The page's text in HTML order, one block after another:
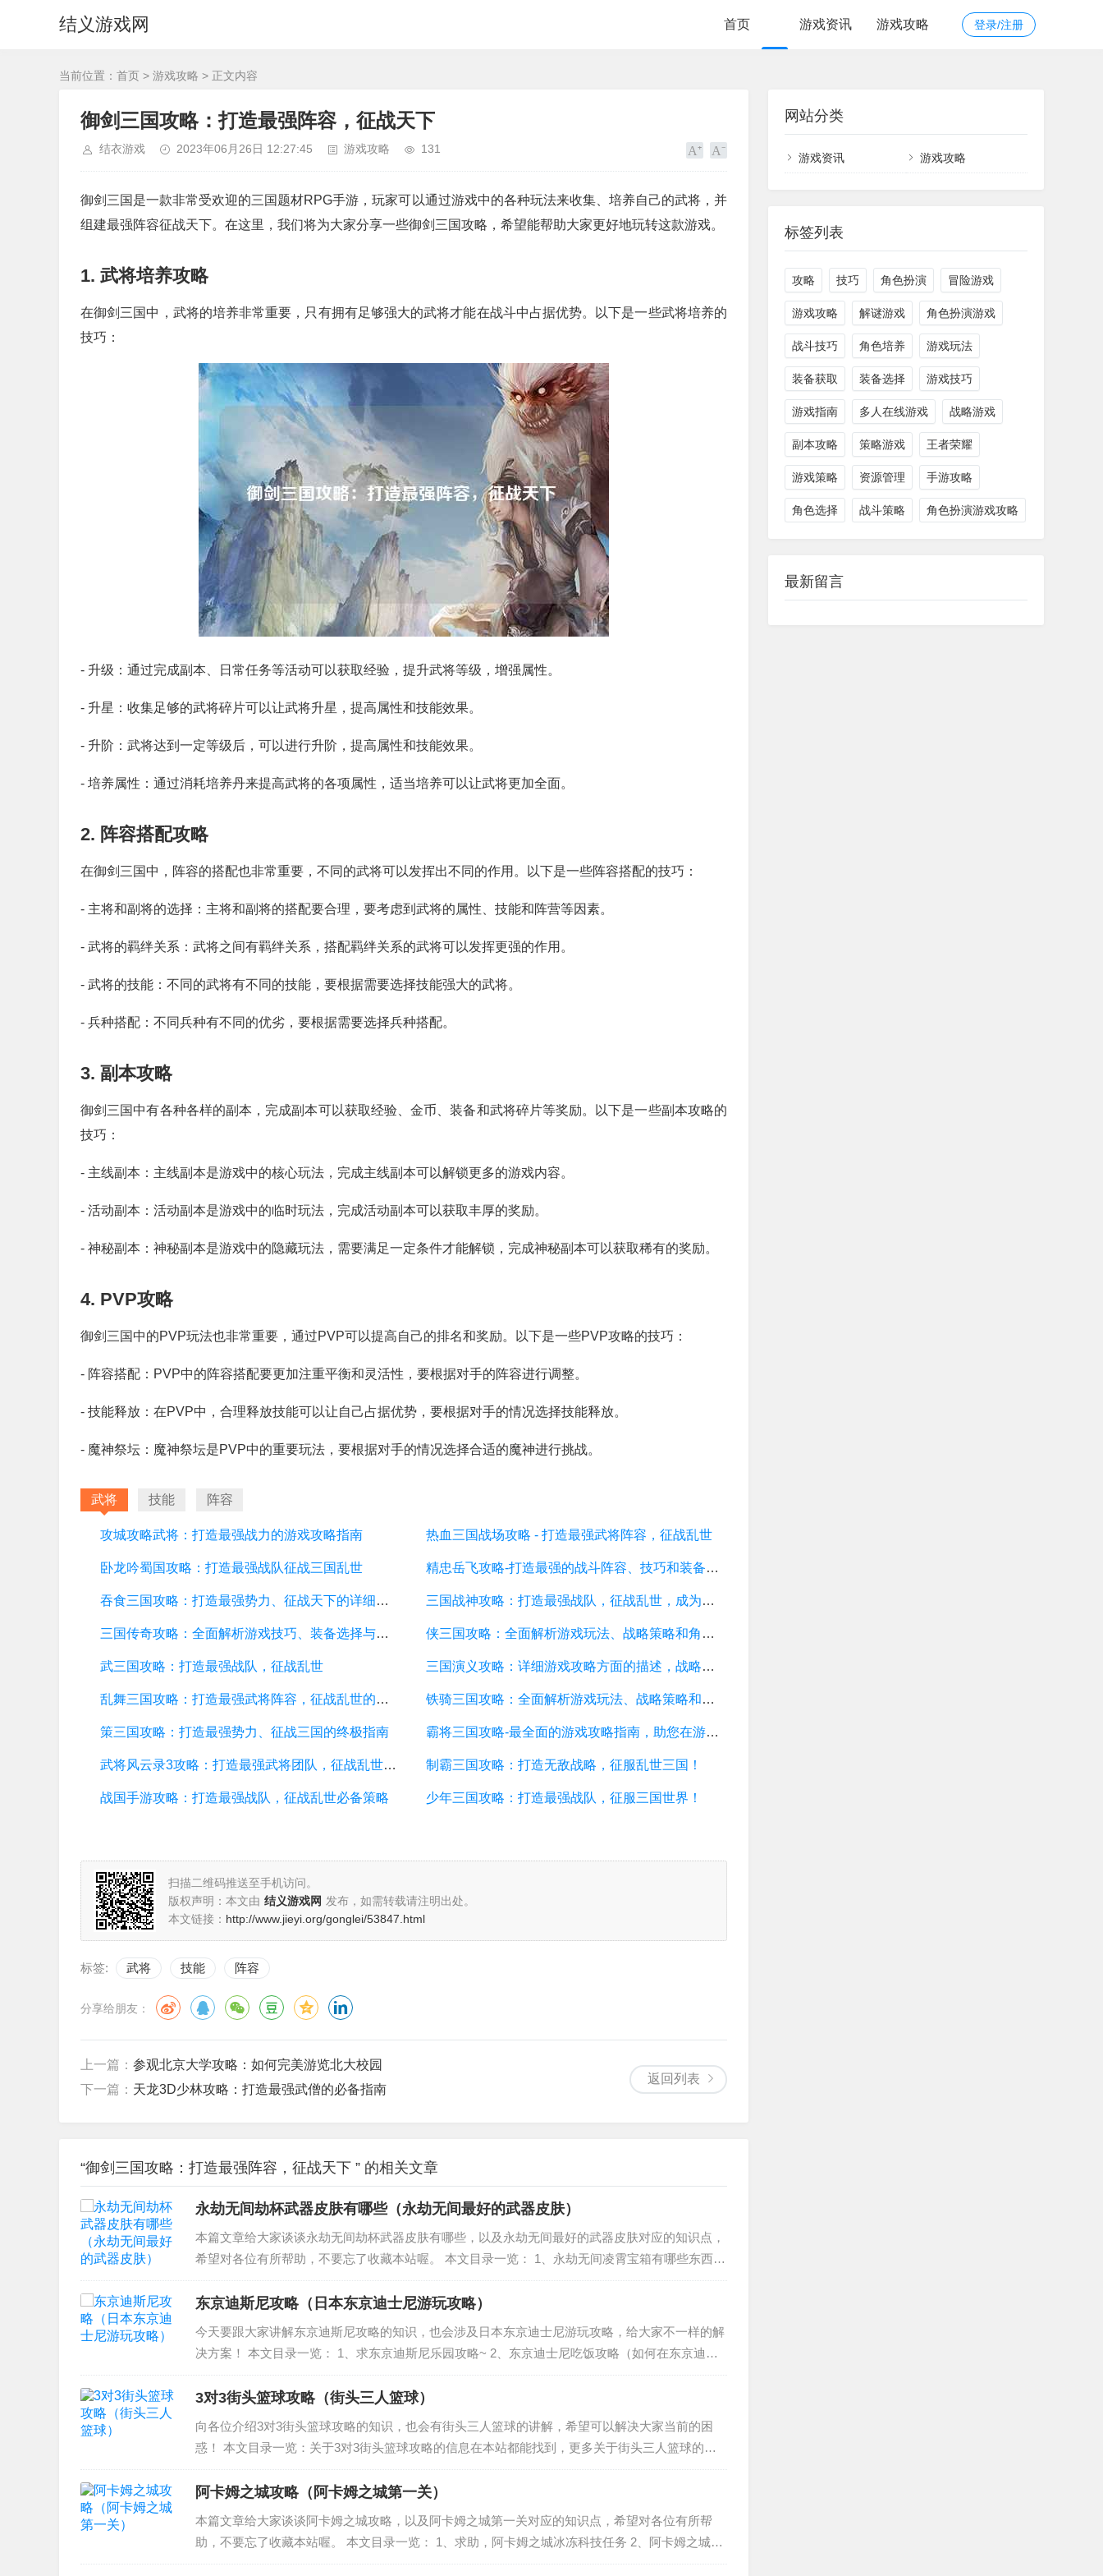
结义游戏网 登录/注册
首页 游戏资讯 游戏攻略
当前位置： 首页 > 游戏攻略 > 正文内容
御剑三国攻略：打造最强阵容，征战天下
结衣游戏 2023年06月26日 12:27:45 游戏攻略 131
御剑三国是一款非常受欢迎的三国题材RPG手游，玩家可以通过游戏中的各种玩法来收集、培养自己的武将，并
组建最强阵容征战天下。在这里，我们将为大家分享一些御剑三国攻略，希望能帮助大家更好地玩转这款游戏。
1. 武将培养攻略
在御剑三国中，武将的培养非常重要，只有拥有足够强大的武将才能在战斗中占据优势。以下是一些武将培养的
技巧：
- 升级：通过完成副本、日常任务等活动可以获取经验，提升武将等级，增强属性。
- 升星：收集足够的武将碎片可以让武将升星，提高属性和技能效果。
- 升阶：武将达到一定等级后，可以进行升阶，提高属性和技能效果。
- 培养属性：通过消耗培养丹来提高武将的各项属性，适当培养可以让武将更加全面。
2. 阵容搭配攻略
在御剑三国中，阵容的搭配也非常重要，不同的武将可以发挥出不同的作用。以下是一些阵容搭配的技巧：
- 主将和副将的选择：主将和副将的搭配要合理，要考虑到武将的属性、技能和阵营等因素。
- 武将的羁绊关系：武将之间有羁绊关系，搭配羁绊关系的武将可以发挥更强的作用。
- 武将的技能：不同的武将有不同的技能，要根据需要选择技能强大的武将。
- 兵种搭配：不同兵种有不同的优劣，要根据需要选择兵种搭配。
3. 副本攻略
御剑三国中有各种各样的副本，完成副本可以获取经验、金币、装备和武将碎片等奖励。以下是一些副本攻略的
技巧：
- 主线副本：主线副本是游戏中的核心玩法，完成主线副本可以解锁更多的游戏内容。
- 活动副本：活动副本是游戏中的临时玩法，完成活动副本可以获取丰厚的奖励。
- 神秘副本：神秘副本是游戏中的隐藏玩法，需要满足一定条件才能解锁，完成神秘副本可以获取稀有的奖励。
4. PVP攻略
御剑三国中的PVP玩法也非常重要，通过PVP可以提高自己的排名和奖励。以下是一些PVP攻略的技巧：
- 阵容搭配：PVP中的阵容搭配要更加注重平衡和灵活性，要根据对手的阵容进行调整。
- 技能释放：在PVP中，合理释放技能可以让自己占据优势，要根据对手的情况选择技能释放。
- 魔神祭坛：魔神祭坛是PVP中的重要玩法，要根据对手的情况选择合适的魔神进行挑战。
武将 技能 阵容
攻城攻略武将：打造最强战力的游戏攻略指南 热血三国战场攻略 - 打造最强武将阵容，征战乱世
卧龙吟蜀国攻略：打造最强战队征战三国乱世 精忠岳飞攻略-打造最强的战斗阵容、技巧和装备选择
吞食三国攻略：打造最强势力、征战天下的详细游戏攻略 三国战神攻略：打造最强战队，征战乱世，成为无敌战神！
三国传奇攻略：全面解析游戏技巧、装备选择与战略布局 侠三国攻略：全面解析游戏玩法、战略策略和角色培养
武三国攻略：打造最强战队，征战乱世 三国演义攻略：详细游戏攻略方面的描述，战略布局、武将培养、装备获取等
乱舞三国攻略：打造最强武将阵容，征战乱世的必备指南 铁骑三国攻略：全面解析游戏玩法、战略策略和角色培养
策三国攻略：打造最强势力、征战三国的终极指南 霸将三国攻略-最全面的游戏攻略指南，助您在游戏中稳步前进
武将风云录3攻略：打造最强武将团队，征战乱世的秘籍 制霸三国攻略：打造无敌战略，征服乱世三国！
战国手游攻略：打造最强战队，征战乱世必备策略 少年三国攻略：打造最强战队，征服三国世界！
扫描二维码推送至手机访问。
版权声明：本文由 结义游戏网 发布，如需转载请注明出处。
本文链接： http://www.jieyi.org/gonglei/53847.html
标签: 武将 技能 阵容
分享给朋友：
返回列表
上一篇： 参观北京大学攻略：如何完美游览北大校园
下一篇： 天龙3D少林攻略：打造最强武僧的必备指南
“御剑三国攻略：打造最强阵容，征战天下 ” 的相关文章
永劫无间劫杯武器皮肤有哪些（永劫无间最好的武器皮肤）
本篇文章给大家谈谈永劫无间劫杯武器皮肤有哪些，以及永劫无间最好的武器皮肤对应的知识点，
希望对各位有所帮助，不要忘了收藏本站喔。 本文目录一览： 1、永劫无间凌霄宝箱有哪些东西
2、劫杯专属抽奖礼包有什么 3、永劫无间长剑武器皮肤一览 永劫无间长剑武器皮肤如何获得 4、
劫杯冠军武器有什么...
东京迪斯尼攻略（日本东京迪士尼游玩攻略）
今天要跟大家讲解东京迪斯尼攻略的知识，也会涉及日本东京迪士尼游玩攻略，给大家不一样的解
决方案！ 本文目录一览： 1、求东京迪斯尼乐园攻略~ 2、东京迪士尼吃饭攻略（如何在东京迪士
尼与角色约饭） 3、日本东京迪士尼乐园，游玩5小时攻略，海洋区和陆地区哪个比较好？ 4、东京
迪士尼乐园攻略...
3对3街头篮球攻略（街头三人篮球）
向各位介绍3对3街头篮球攻略的知识，也会有街头三人篮球的讲解，希望可以解决大家当前的困
惑！ 本文目录一览：关于3对3街头篮球攻略的信息在本站都能找到，更多关于街头三人篮球的内
容也可以在本站进行搜索。...
阿卡姆之城攻略（阿卡姆之城第一关）
本篇文章给大家谈谈阿卡姆之城攻略，以及阿卡姆之城第一关对应的知识点，希望对各位有所帮
助，不要忘了收藏本站喔。 本文目录一览： 1、求助，阿卡姆之城冰冻科技任务 2、阿卡姆之城泥
面人怎么打 3、阿卡姆之城怎么爬升 求助，阿卡姆之城冰冻科技任务 先进入博物馆的决斗场，干
网站分类
游戏资讯 游戏攻略
标签列表
攻略 技巧 角色扮演 冒险游戏
游戏攻略 解谜游戏 角色扮演游戏
战斗技巧 角色培养 游戏玩法
装备获取 装备选择 游戏技巧
游戏指南 多人在线游戏 战略游戏
副本攻略 策略游戏 王者荣耀
游戏策略 资源管理 手游攻略
角色选择 战斗策略 角色扮演游戏攻略
最新留言